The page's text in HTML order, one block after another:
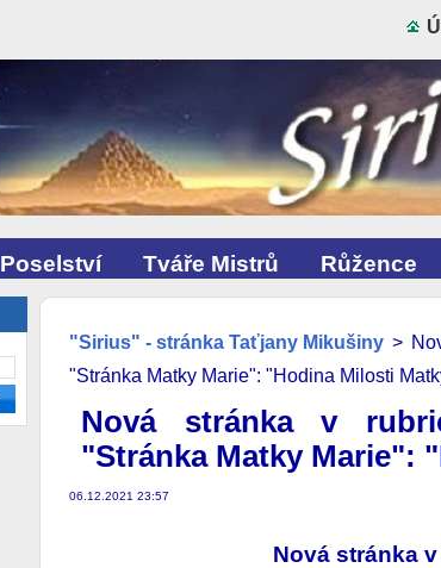
Poselství Tváře Mistrů Růžence
"Sirius" - stránka Taťjany Mikušiny >
"Stránka Matky Marie": "Hodina Milosti
Nová stránka v
"Stránka Matky Marie":
06.12.2021 23:57
Nová stránka